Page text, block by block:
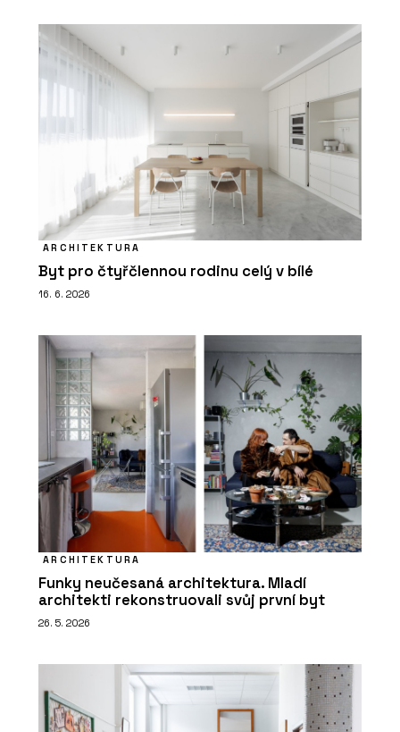
ARCHITEKTURA
Byt pro čtyřčlennou rodinu celý v bílé
16. 6. 2026
ARCHITEKTURA
Funky neučesaná architektura. Mladí
architekti rekonstruovali svůj první byt
26. 5. 2026